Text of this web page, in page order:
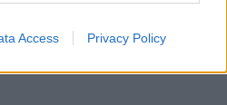
Access Privacy Policy
kuulu kaikille –